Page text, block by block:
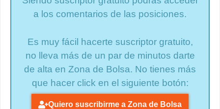
a los comentarios de las posiciones.
Es muy fácil hacerte suscriptor gratuito,
no lleva más de un par de minutos darte
de alta en Zona de Bolsa. No tienes más
que hacer click en el siguiente botón:
Quiero suscribirme a Zona de Bolsa